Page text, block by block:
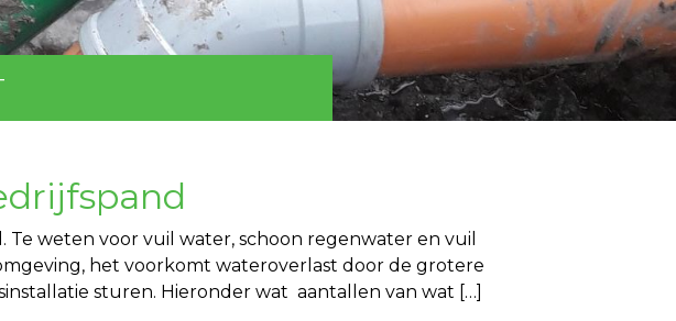
Te weten voor vuil water, schoon regenwater en vuil
het voorkomt wateroverlast door de grotere
sturen. Hieronder wat aantallen van wat […]